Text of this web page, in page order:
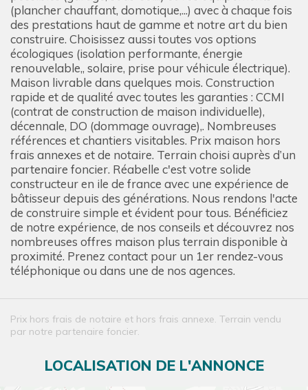
(plancher chauffant, domotique,...) avec à chaque fois
des prestations haut de gamme et notre art du bien
construire. Choisissez aussi toutes vos options
écologiques (isolation performante, énergie
renouvelable,, solaire, prise pour véhicule électrique).
Maison livrable dans quelques mois. Construction
rapide et de qualité avec toutes les garanties : CCMI
(contrat de construction de maison individuelle),
décennale, DO (dommage ouvrage),. Nombreuses
références et chantiers visitables. Prix maison hors
frais annexes et de notaire. Terrain choisi auprès d’un
partenaire foncier. Réabelle c'est votre solide
constructeur en ile de france avec une expérience de
bâtisseur depuis des générations. Nous rendons l'acte
de construire simple et évident pour tous. Bénéficiez
de notre expérience, de nos conseils et découvrez nos
nombreuses offres maison plus terrain disponible à
proximité. Prenez contact pour un 1er rendez-vous
téléphonique ou dans une de nos agences.
Prix hors frais de notaire et hors frais annexe. Terrain vendu
par notre partenaire foncier.
LOCALISATION DE L'ANNONCE